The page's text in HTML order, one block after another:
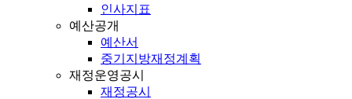
인사지표
예산공개
예산서
중기지방재정계획
재정운영공시
재정공시